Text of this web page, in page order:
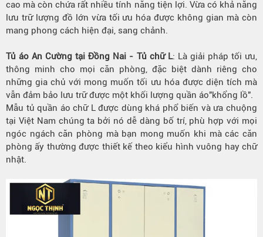
cao mà còn chứa rất nhiều tính năng tiện lợi. Vừa có khả năng
lưu trữ lượng đồ lớn vừa tối ưu hóa được không gian mà còn
mang phong cách hiện đại, sang chảnh.
Tủ áo An Cường tại Đồng Nai - Tủ chữ L: Là giải pháp tối ưu,
thông minh cho mọi căn phòng, đặc biệt dành riêng cho
những gia chủ với mong muốn tối ưu hóa được diện tích mà
vẫn đảm bảo lưu trữ được một khối lượng quần áo"khổng lồ".
Mẫu tủ quần áo chữ L được dùng khá phổ biến và ưa chuộng
tại Việt Nam chúng ta bởi nó dễ dàng bố trí, phù hợp với mọi
ngóc ngách căn phòng mà bạn mong muốn khi mà các căn
phòng ấy thường được thiết kế theo kiểu hình vuông hay chữ
nhật.